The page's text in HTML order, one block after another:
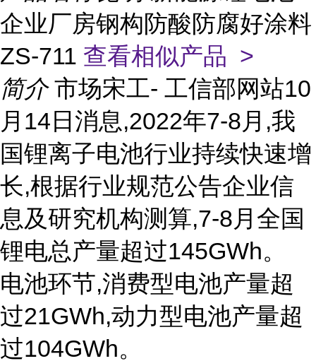
企业厂房钢构防酸防腐好涂料
ZS-711 查看相似产品 >
简介 市场宋工- 工信部网站10
月14日消息,2022年7-8月,我
国锂离子电池行业持续快速增
长,根据行业规范公告企业信
息及研究机构测算,7-8月全国
锂电总产量超过145GWh。
电池环节,消费型电池产量超
过21GWh,动力型电池产量超
过104GWh。